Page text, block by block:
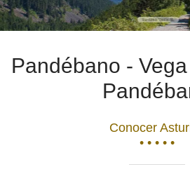
Pandébano -
Conocer
• • • • •